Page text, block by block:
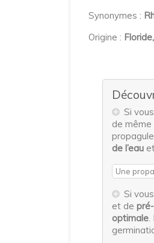
Synonymes :
Origine :
Si
de
de l’eau
Une
Si
et de
optimale.